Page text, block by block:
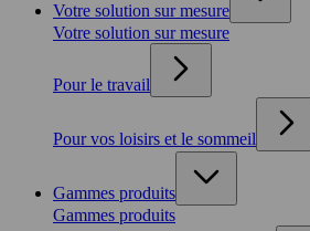
Votre solution sur mesure
Votre solution sur mesure
Pour le travail
Pour vos loisirs et le sommeil
Gammes produits
Gammes produits